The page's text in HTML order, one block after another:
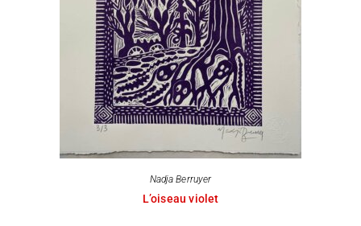
Nadja Berruyer
L’oiseau violet